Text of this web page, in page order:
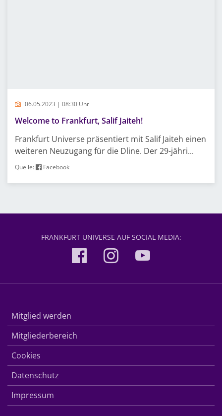
06.05.2023 | 08:30 Uhr
Welcome to Frankfurt, Salif Jaiteh!
Frankfurt Universe präsentiert mit Salif Jaiteh einen
weiteren Neuzugang für die Dline. Der 29-jähri...
Quelle: Facebook
FRANKFURT UNIVERSE AUF SOCIAL MEDIA:
Mitglied werden
Mitgliederbereich
Cookies
Datenschutz
Impressum